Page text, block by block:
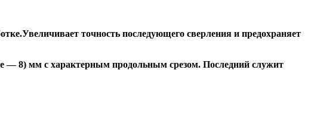
точность последующего сверления и предохраняет
— 8) мм с характерным продольным срезом. Последний служит